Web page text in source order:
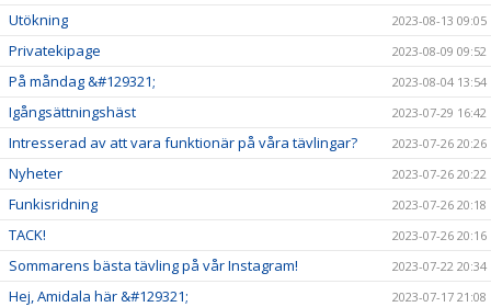
Utökning 2023-08-13 09:05
Privatekipage 2023-08-09 09:52
På måndag &#129321; 2023-08-04 13:54
Igångsättningshäst 2023-07-29 16:42
Intresserad av att vara funktionär på våra tävlingar? 2023-07-26 20:26
Nyheter 2023-07-26 20:22
Funkisridning 2023-07-26 20:18
TACK! 2023-07-26 20:16
Sommarens bästa tävling på vår Instagram! 2023-07-22 20:34
Hej, Amidala här &#129321; 2023-07-17 21:08